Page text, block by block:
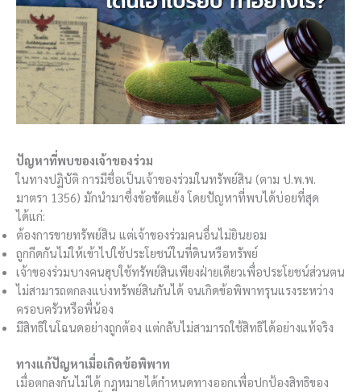
ปัญหาที่พบของเจ้าของร่วม
ในทางปฏิบัติ การมีชื่อเป็นเจ้าของร่วมในทรัพย์สิน (ตาม ป.พ.พ.
มาตรา 1356) มักนำมาซึ่งข้อขัดแย้ง โดยปัญหาที่พบได้บ่อยที่สุด
ได้แก่:
ต้องการขายทรัพย์สิน แต่เจ้าของร่วมคนอื่นไม่ยินยอม
ถูกกีดกันไม่ให้เข้าไปใช้ประโยชน์ในที่ดินหรือทรัพย์
เจ้าของร่วมบางคนฮุบใช้ทรัพย์สินเพียงฝ่ายเดียวเพื่อประโยชน์ส่วนตน
ไม่สามารถตกลงแบ่งทรัพย์สินกันได้ จนเกิดข้อพิพาทรุนแรงระหว่าง
ครอบครัวหรือพี่น้อง
มีสิทธิในโฉนดอย่างถูกต้อง แต่กลับไม่สามารถใช้สิทธิได้อย่างแท้จริง
ทางแก้ปัญหาเมื่อเกิดข้อพิพาท
เมื่อตกลงกันไม่ได้ กฎหมายได้กำหนดทางออกเพื่อปกป้องสิทธิของ